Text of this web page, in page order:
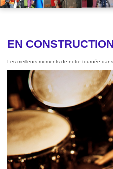
EN CONSTRUCTION
Les meilleurs moments de notre tournée